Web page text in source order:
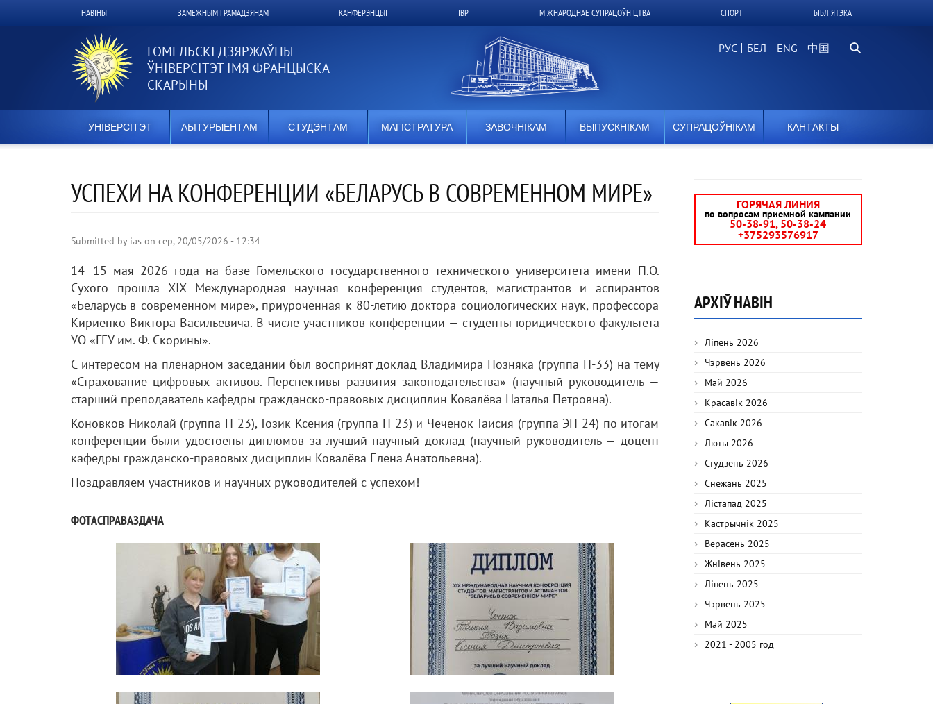
Верхнее
меню
НАВІНЫ ЗАМЕЖНЫМ ГРАМАДЗЯНАМ КАНФЕРЭНЦЫІ ІВР МІЖНАРОДНАЕ СУПРАЦОЎНІЦТВА СПОРТ БІБЛІЯТЭКА
ГОМЕЛЬСКІ ДЗЯРЖАЎНЫ
ЎНІВЕРСІТЭТ ІМЯ ФРАНЦЫСКА
СКАРЫНЫ
РУС БЕЛ 中国 Пошук
УНІВЕРСІТЭТ АБІТУРЫЕНТАМ СТУДЭНТАМ МАГІСТРАТУРА ЗАВОЧНІКАМ ВЫПУСКНІКАМ СУПРАЦОЎНІКАМ КАНТАКТЫ
УСПЕХИ НА КОНФЕРЕНЦИИ «БЕЛАРУСЬ В СОВРЕМЕННОМ МИРЕ»
Submitted by ias on сер, 20/05/2026 - 12:34
14–15 мая 2026 года на базе Гомельского государственного технического университета имени П.О.
Сухого прошла XIX Международная научная конференция студентов, магистрантов и аспирантов
«Беларусь в современном мире», приуроченная к 80-летию доктора социологических наук, профессора
Кириенко Виктора Васильевича. В числе участников конференции — студенты юридического факультета
УО «ГГУ им. Ф. Скорины».
С интересом на пленарном заседании был воспринят доклад Владимира Позняка (группа П-33) на тему
«Страхование цифровых активов. Перспективы развития законодательства» (научный руководитель —
старший преподаватель кафедры гражданско-правовых дисциплин Ковалёва Наталья Петровна).
Коновков Николай (группа П-23), Тозик Ксения (группа П-23) и Чеченок Таисия (группа ЭП-24) по итогам
конференции были удостоены дипломов за лучший научный доклад (научный руководитель — доцент
кафедры гражданско-правовых дисциплин Ковалёва Елена Анатольевна).
Поздравляем участников и научных руководителей с успехом!
ФОТАСПРАВАЗДАЧА
ГОРЯЧАЯ ЛИНИЯ
по вопросам приемной кампании
50-38-91, 50-38-24
+375293576917
АРХІЎ НАВІН
Ліпень 2026
Чэрвень 2026
Май 2026
Красавік 2026
Сакавік 2026
Люты 2026
Студзень 2026
Снежань 2025
Лістапад 2025
Кастрычнік 2025
Верасень 2025
Жнівень 2025
Ліпень 2025
Чэрвень 2025
Май 2025
2021 - 2005 год